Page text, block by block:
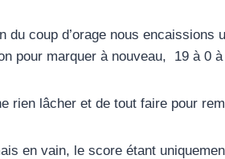
coup d’orage nous
pour marquer à nouveau, 19 à 0
rien lâcher et de tout faire pour
en vain, le score étant